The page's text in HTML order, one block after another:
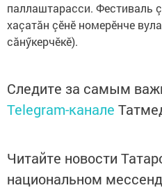
паллаштарасси. Фестиваль
хаçатăн çӗнӗ номерӗнче
сăнӳкерчӗкӗ).
Следите за самым
Telegram-канале
Читайте новости
национальном